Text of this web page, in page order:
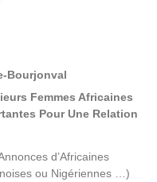
Bourjonval
Femmes Africaines
Pour Une Relation
d’Africaines
ou Nigériennes …)